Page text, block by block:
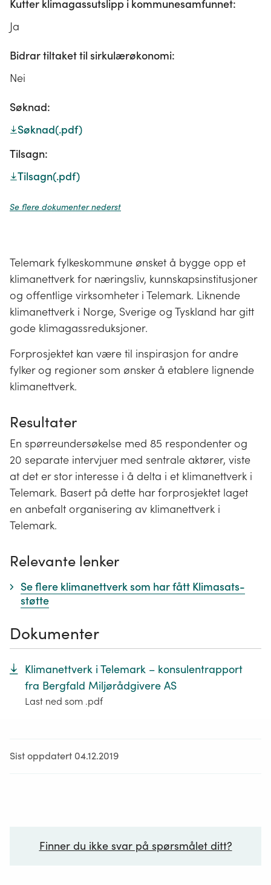
Kutter klimagassutslipp i kommunesamfunnet:
Ja
Bidrar tiltaket til sirkulærøkonomi:
Nei
Søknad:
Søknad(.pdf)
Tilsagn:
Tilsagn(.pdf)
Se flere dokumenter nederst
Telemark fylkeskommune ønsket å bygge opp et
klimanettverk for næringsliv, kunnskapsinstitusjoner
og offentlige virksomheter i Telemark. Liknende
klimanettverk i Norge, Sverige og Tyskland har gitt
gode klimagassreduksjoner.
Forprosjektet kan være til inspirasjon for andre
fylker og regioner som ønsker å etablere lignende
klimanettverk.
Resultater
En spørreundersøkelse med 85 respondenter og
20 separate intervjuer med sentrale aktører, viste
at det er stor interesse i å delta i et klimanettverk i
Telemark. Basert på dette har forprosjektet laget
en anbefalt organisering av klimanettverk i
Telemark.
Relevante lenker
Se flere klimanettverk som har fått Klimasats-
støtte
Dokumenter
Klimanettverk i Telemark – konsulentrapport
fra Bergfald Miljørådgivere AS
Last ned som .pdf
Sist oppdatert 04.12.2019
Finner du ikke svar på spørsmålet ditt?